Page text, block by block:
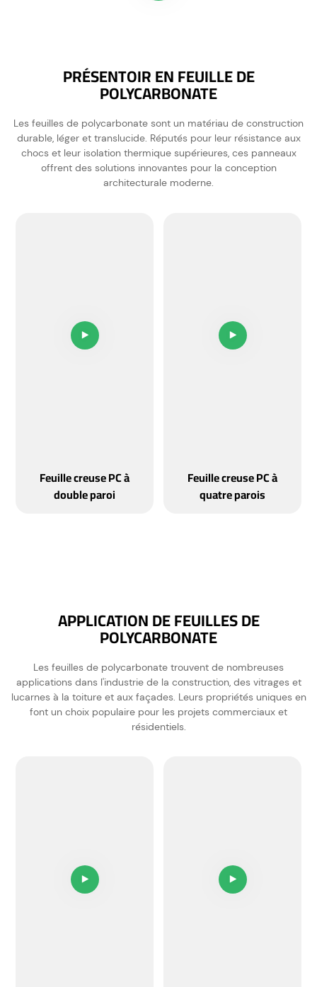
PRÉSENTOIR EN FEUILLE DE
POLYCARBONATE
Les feuilles de polycarbonate sont un matériau de construction
durable, léger et translucide. Réputés pour leur résistance aux
chocs et leur isolation thermique supérieures, ces panneaux
offrent des solutions innovantes pour la conception
architecturale moderne.
Feuille creuse PC à
double paroi
Feuille creuse PC à
quatre parois
APPLICATION DE FEUILLES DE
POLYCARBONATE
Les feuilles de polycarbonate trouvent de nombreuses
applications dans l'industrie de la construction, des vitrages et
lucarnes à la toiture et aux façades. Leurs propriétés uniques en
font un choix populaire pour les projets commerciaux et
résidentiels.